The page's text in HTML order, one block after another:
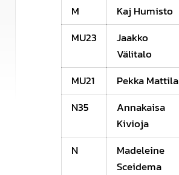
M Kaj Humisto
MU23
Jaakko
Välitalo
MU21 Pekka Mattila
N35
Annakaisa
Kivioja
N
Madeleine
Sceidema